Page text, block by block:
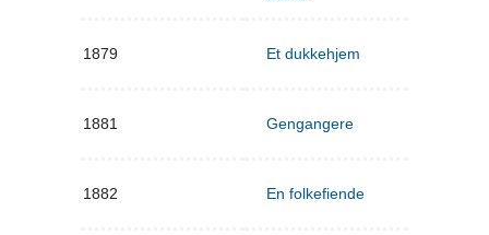
1879 Et dukkehjem
1881 Gengangere
1882 En folkefiende